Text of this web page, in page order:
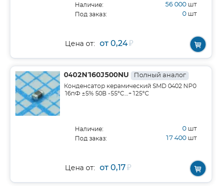
Наличие: 56 000 шт
Под заказ: 0 шт
Цена от: от 0,24₽
0402N160J500NU Полный аналог
Конденсатор керамический SMD 0402 NP0
16пФ ±5% 50В -55°С…+125°С
Наличие: 0 шт
Под заказ: 17 400 шт
Цена от: от 0,17₽